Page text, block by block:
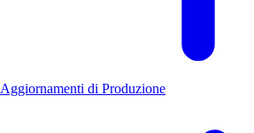
Aggiornamenti di Produzione